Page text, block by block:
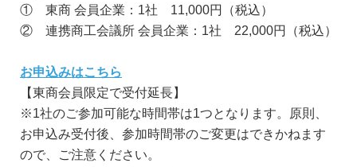
① 東商 会員企業：1社 11,000円（税込）
② 連携商工会議所 会員企業：1社 22,000円（税込）
お申込みはこちら
【東商会員限定で受付延長】
※1社のご参加可能な時間帯は1つとなります。原則、
お申込み受付後、参加時間帯のご変更はできかねます
ので、ご注意ください。